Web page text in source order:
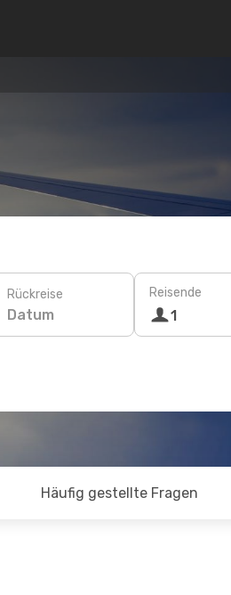
Rückreise
Datum
Reisende
1
Häufig gestellte Fragen